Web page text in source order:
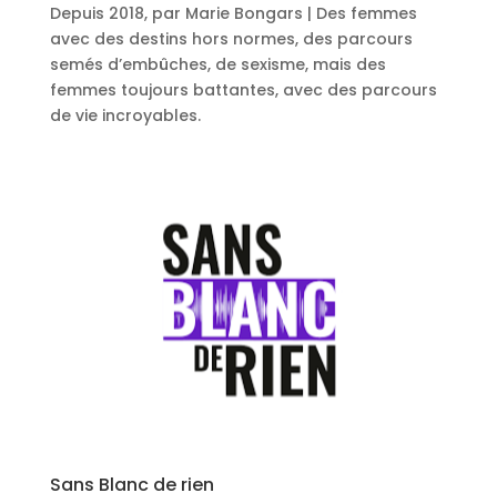
Depuis 2018, par Marie Bongars | Des femmes
avec des destins hors normes, des parcours
semés d’embûches, de sexisme, mais des
femmes toujours battantes, avec des parcours
de vie incroyables.
Sans Blanc de rien